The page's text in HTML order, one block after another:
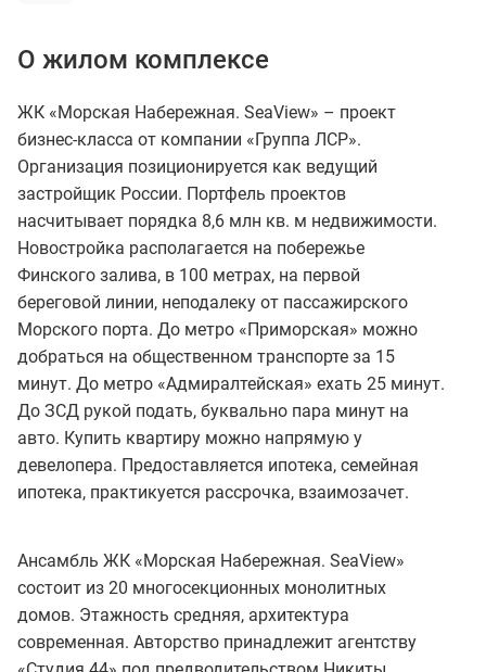
О жилом комплексе
ЖК «Морская Набережная. SeaView» – проект
бизнес-класса от компании «Группа ЛСР».
Организация позиционируется как ведущий
застройщик России. Портфель проектов
насчитывает порядка 8,6 млн кв. м недвижимости.
Новостройка располагается на побережье
Финского залива, в 100 метрах, на первой
береговой линии, неподалеку от пассажирского
Морского порта. До метро «Приморская» можно
добраться на общественном транспорте за 15
минут. До метро «Адмиралтейская» ехать 25 минут.
До ЗСД рукой подать, буквально пара минут на
авто. Купить квартиру можно напрямую у
девелопера. Предоставляется ипотека, семейная
ипотека, практикуется рассрочка, взаимозачет.
Ансамбль ЖК «Морская Набережная. SeaView»
состоит из 20 многосекционных монолитных
домов. Этажность средняя, архитектура
современная. Авторство принадлежит агентству